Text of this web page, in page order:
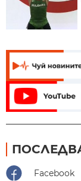
Facebook